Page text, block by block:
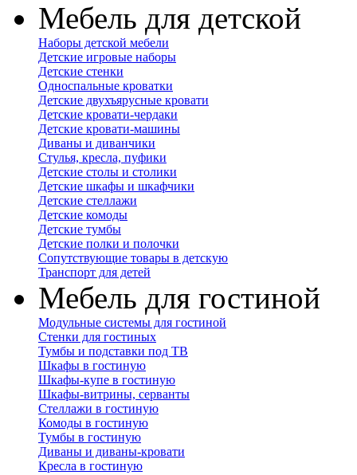
Мебель для детской
Наборы детской мебели
Детские игровые наборы
Детские стенки
Односпальные кроватки
Детские двухъярусные кровати
Детские кровати-чердаки
Детские кровати-машины
Диваны и диванчики
Стулья, кресла, пуфики
Детские столы и столики
Детские шкафы и шкафчики
Детские стеллажи
Детские комоды
Детские тумбы
Детские полки и полочки
Сопутствующие товары в детскую
Транспорт для детей
Мебель для гостиной
Модульные системы для гостиной
Стенки для гостиных
Тумбы и подставки под ТВ
Шкафы в гостиную
Шкафы-купе в гостиную
Шкафы-витрины, серванты
Стеллажи в гостиную
Комоды в гостиную
Тумбы в гостиную
Диваны и диваны-кровати
Кресла в гостиную